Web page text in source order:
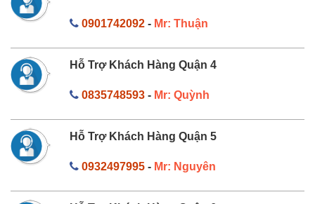
0901742092- Mr: Thuận
Hỗ Trợ Khách Hàng Quận 4
0835748593- Mr: Quỳnh
Hỗ Trợ Khách Hàng Quận 5
0932497995- Mr: Nguyên